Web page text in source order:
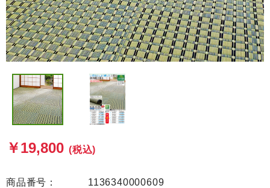
￥19,800 (税込)
商品番号：
1136340000609